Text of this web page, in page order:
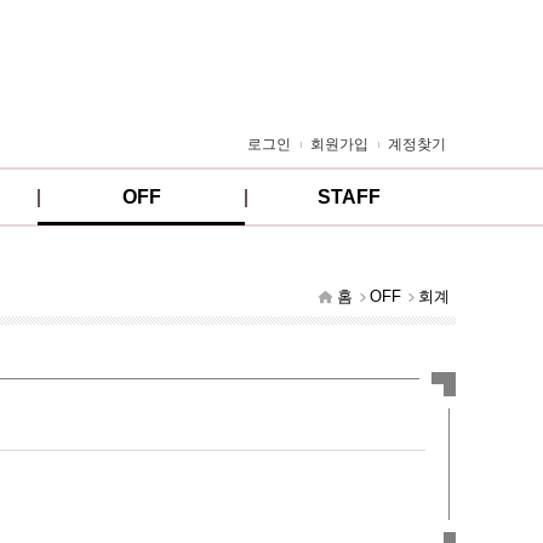
로그인 회원가입 계정찾기
OFF STAFF
홈 OFF 회계